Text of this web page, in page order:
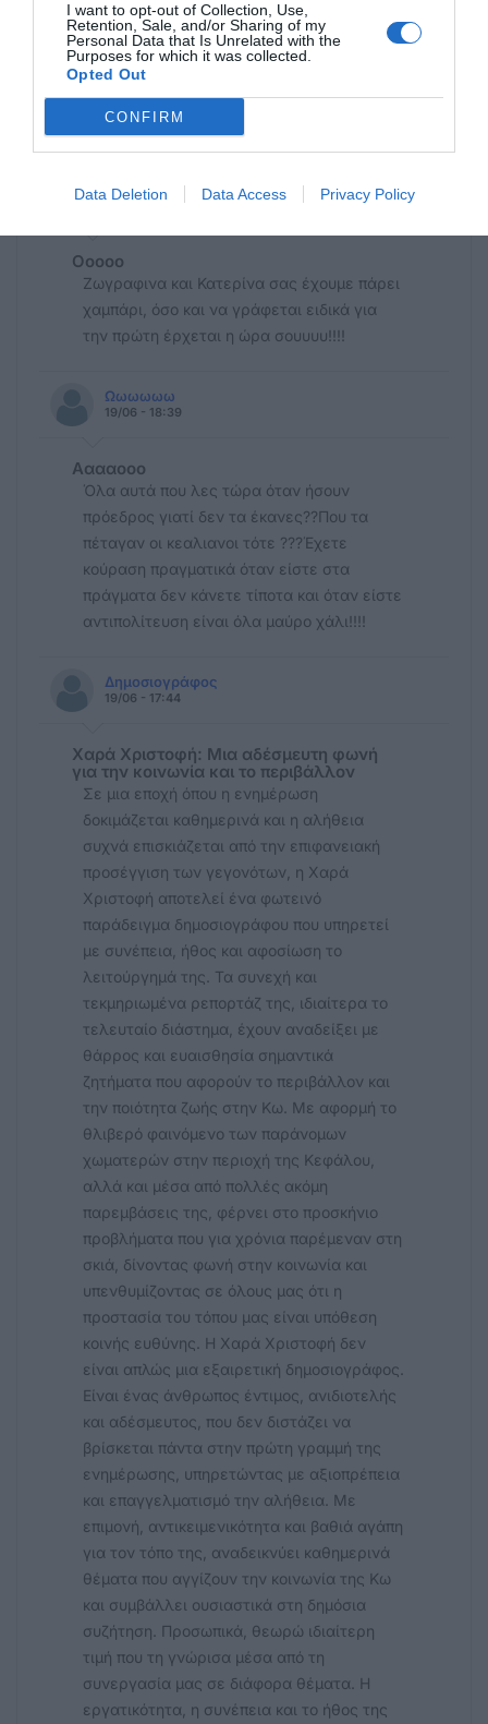
I want to opt-out of Collection, Use,
Retention, Sale, and/or Sharing of my
Personal Data that Is Unrelated with the
Purposes for which it was collected.
Opted Out
CONFIRM
Data Deletion Data Access Privacy Policy
πελάγους!!!Και ιδιαίτερα η Κως! Δεν
χρειάζεται να ρίξη κάποιος ατομική βόμβα
για να καταστραφούμαι!!!Καταστρεφομεθα
σιγά σιγά, αόρατα καί βασανιστικά!!! Από
μόνοι μας!!!
Προς Ωωωωωω
Οοοοο
Ζωγραφινα και Κατερίνα σας έχουμε πάρει
χαμπάρι, όσο και να γράφεται ειδικά για
την πρώτη έρχεται η ώρα σουυυυ!!!!
Ωωωωωω
19/06 - 18:39
Ααααοοο
Όλα αυτά που λες τώρα όταν ήσουν
πρόεδρος γιατί δεν τα έκανες??Που τα
πέταγαν οι κεαλιανοι τότε ???Έχετε
κούραση πραγματικά όταν είστε στα
πράγματα δεν κάνετε τίποτα και όταν είστε
αντιπολίτευση είναι όλα μαύρο χάλι!!!!
Δημοσιογράφος
19/06 - 17:44
Χαρά Χριστοφή: Μια αδέσμευτη φωνή
για την κοινωνία και το περιβάλλον
Σε μια εποχή όπου η ενημέρωση
δοκιμάζεται καθημερινά και η αλήθεια
συχνά επισκιάζεται από την επιφανειακή
προσέγγιση των γεγονότων, η Χαρά
Χριστοφή αποτελεί ένα φωτεινό
παράδειγμα δημοσιογράφου που υπηρετεί
με συνέπεια, ήθος και αφοσίωση το
λειτούργημά της. Τα συνεχή και
τεκμηριωμένα ρεπορτάζ της, ιδιαίτερα το
τελευταίο διάστημα, έχουν αναδείξει με
θάρρος και ευαισθησία σημαντικά
ζητήματα που αφορούν το περιβάλλον και
την ποιότητα ζωής στην Κω. Με αφορμή το
θλιβερό φαινόμενο των παράνομων
χωματερών στην περιοχή της Κεφάλου,
αλλά και μέσα από πολλές ακόμη
παρεμβάσεις της, φέρνει στο προσκήνιο
προβλήματα που για χρόνια παρέμεναν στη
σκιά, δίνοντας φωνή στην κοινωνία και
υπενθυμίζοντας σε όλους μας ότι η
προστασία του τόπου μας είναι υπόθεση
κοινής ευθύνης. Η Χαρά Χριστοφή δεν
είναι απλώς μια εξαιρετική δημοσιογράφος.
Είναι ένας άνθρωπος έντιμος, ανιδιοτελής
και αδέσμευτος, που δεν διστάζει να
βρίσκεται πάντα στην πρώτη γραμμή της
ενημέρωσης, υπηρετώντας με αξιοπρέπεια
και επαγγελματισμό την αλήθεια. Με
επιμονή, αντικειμενικότητα και βαθιά αγάπη
για τον τόπο της, αναδεικνύει καθημερινά
θέματα που αγγίζουν την κοινωνία της Κω
και συμβάλλει ουσιαστικά στη δημόσια
συζήτηση. Προσωπικά, θεωρώ ιδιαίτερη
τιμή που τη γνώρισα μέσα από τη
συνεργασία μας σε διάφορα θέματα. Η
εργατικότητα, η συνέπεια και το ήθος της